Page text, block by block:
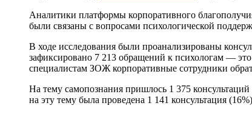
Аналитики платформы корпоративного
были связаны с вопросами психологической
В ходе исследования были проанализированы
зафиксировано 7 213 обращений к психологам — это
специалистам ЗОЖ корпоративные сотрудники
На тему самопознания пришлось 1 375
на эту тему была проведена 1 141 консультация